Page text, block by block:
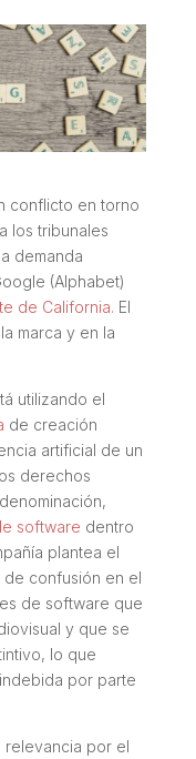
conflicto en torno
los tribunales
demanda
(Alphabet)
de California. El
marca y en la
utilizando el
de creación
artificial de un
derechos
software dentro
plantea el
confusión en el
de software que
y que se
lo que
por parte
por el